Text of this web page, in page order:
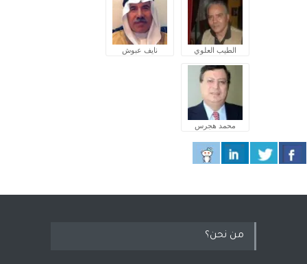
الطيب العلوي نايف عبوش
محمد هجرس
من نحن؟